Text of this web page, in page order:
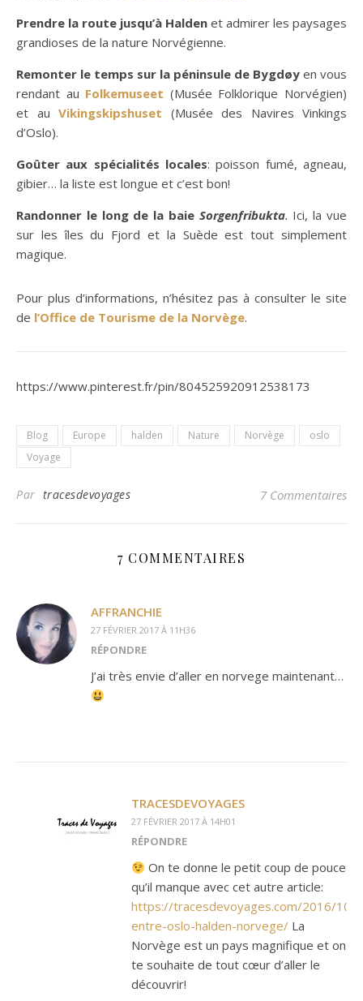
Prendre la route jusqu’à Halden et admirer les paysages
grandioses de la nature Norvégienne.
Remonter le temps sur la péninsule de Bygdøy en vous
rendant au Folkemuseet (Musée Folklorique Norvégien)
et au Vikingskipshuset (Musée des Navires Vinkings
d’Oslo).
Goûter aux spécialités locales: poisson fumé, agneau,
gibier… la liste est longue et c’est bon!
Randonner le long de la baie Sorgenfribukta. Ici, la vue
sur les îles du Fjord et la Suède est tout simplement
magique.
Pour plus d’informations, n’hésitez pas à consulter le site
de l’Office de Tourisme de la Norvège.
https://www.pinterest.fr/pin/804525920912538173
Blog Europe halden Nature Norvège
oslo
Voyage
Par tracesdevoyages 7 Commentaires
7 COMMENTAIRES
AFFRANCHIE
27 FÉVRIER 2017 À 11H36
RÉPONDRE
J’ai très envie d’aller en norvege maintenant…
TRACESDEVOYAGES
27 FÉVRIER 2017 À 14H01
RÉPONDRE
On te donne le petit coup de pouce
qu’il manque avec cet autre article:
https://tracesdevoyages.com/2016/10/
entre-oslo-halden-norvege/ La
Norvège est un pays magnifique et on
te souhaite de tout cœur d’aller le
découvrir!